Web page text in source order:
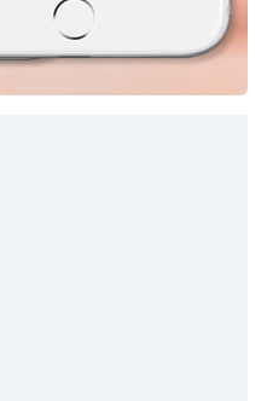
Blue 100.7 FM
pop blues